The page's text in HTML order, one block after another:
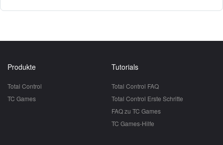
Produkte
Total Control
TC Games
Tutorials
Total Control FAQ
Total Control Erste Schritte
FAQ zu TC Games
TC Games-Hilfe